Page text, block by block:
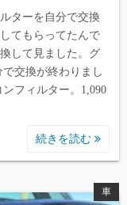
ターを自分で交換
てもらってたんで
して見ました。グ
交換が終わりまし
フィルター。1,090
続きを読む
車